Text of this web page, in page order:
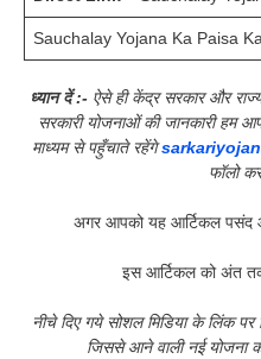
Sauchalay Yojana Ka Paisa
ध्यान दें :- ऐसे ही केंद्र सरकार और
सरकारी योजनाओं की जानकारी
माध्यम से पहुँचाते रहेंगे
फॉलो
अगर आपको यह आर्टिकल पसंद
इस आर्टिकल को अंत
नीचे दिए गये सोशल मिडिया के लिंक
जिससे आने वाली नई योजना